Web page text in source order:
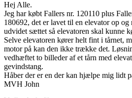
Hej Alle.
Jeg har købt Fallers nr. 120110 plus
180692, det er lavet til en elevator op og
udvidet sættet så elevatoren skal kunne
Selve elevatoren kører helt fint i tårnet,
motor på kan den ikke trække det.
vedhæftet to billeder af et tårn med
gevindstang.
Håber der er en der kan hjælpe mig lidt
MVH John